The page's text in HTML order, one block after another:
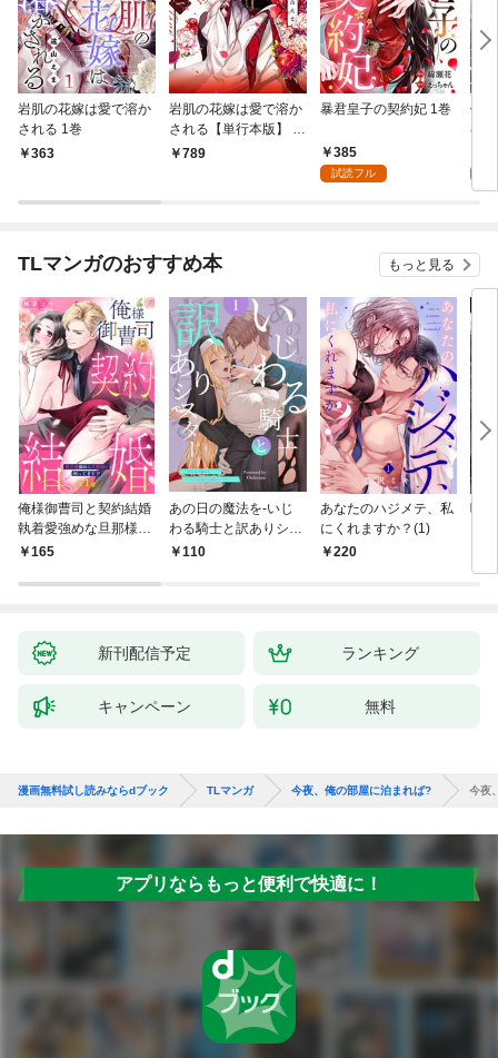
岩肌の花嫁は愛で溶か
される 1巻
363
岩肌の花嫁は愛で溶か
される【単行本版】 1
巻789
暴君皇子の契約妃 1巻
385
試読フル
偽
む
TLマンガのおすすめ本 もっと見る
俺様御曹司と契約結婚
執着愛強めな旦那様に
困ってます！？【単話
165
あの日の魔法を-いじ
わる騎士と訳ありシス
ター-【分冊版】1
110
あなたのハジメテ、私
にくれますか？(1)
220
嘘
新刊配信予定 ランキング
キャンペーン 無料
漫画無料試し読みならdブック TLマンガ 今夜、俺の部屋に泊まれば? 今夜
アプリならもっと便利で快適に！